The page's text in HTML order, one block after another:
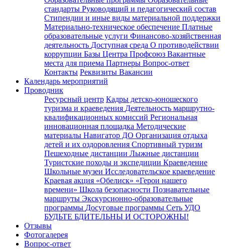
стандарты Руководящий и педагогический состав
Стипендии и иные виды материальной поддержки
Материально-техническое обеспечение Платные
образовательные услуги Финансово-хозяйственная
деятельность Доступная среда О противодействии
коррупции Базы Центра Профсоюз Вакантные
места для приема Партнеры Вопрос-ответ
Контакты Реквизиты Вакансии
Календарь мероприятий
Проводник
Ресурсный центр Кадры детско-юношеского
туризма и краеведения Деятельность маршрутно-
квалификационных комиссий Региональная
инновационная площадка Методические
материалы Навигатор ДО Организация отдыха
детей и их оздоровления Спортивный туризм
Пешеходные дистанции Лыжные дистанции
Туристские походы и экспедиции Краеведение
Школьные музеи Исследовательское краеведение
Краевая акция «Обелиск» «Герои нашего
времени» Школа безопасности Познавательные
маршруты Экскурсионно-образовательные
программы Досуговые программы Сеть УДО
БУДЬТЕ БДИТЕЛЬНЫ И ОСТОРОЖНЫ!
Отзывы
Фотогалерея
Вопрос-ответ